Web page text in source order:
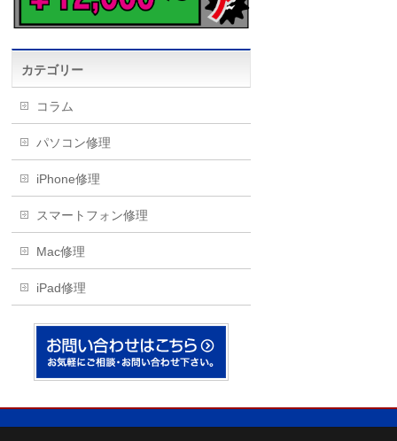
カテゴリー
コラム
パソコン修理
iPhone修理
スマートフォン修理
Mac修理
iPad修理